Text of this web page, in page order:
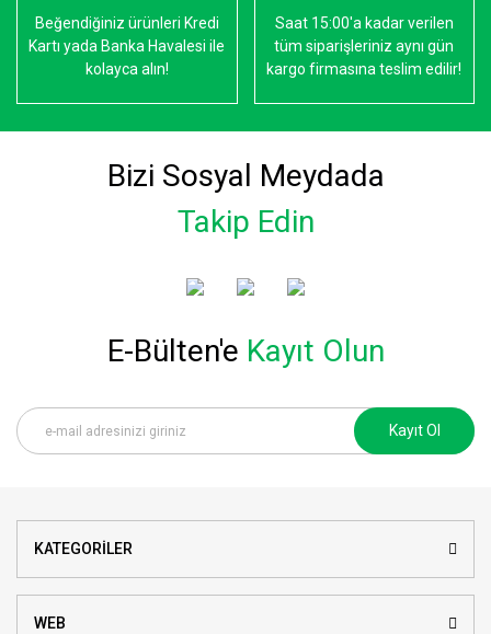
Beğendiğiniz ürünleri Kredi
Kartı yada Banka Havalesi ile
kolayca alın!
Saat 15:00'a kadar verilen
tüm siparişleriniz aynı gün
kargo firmasına teslim edilir!
Bizi Sosyal Meydada
Takip Edin
E-Bülten'e Kayıt Olun
Kayıt Ol
KATEGORİLER
WEB